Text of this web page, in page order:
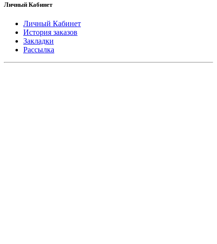
Личный Кабинет
Личный Кабинет
История заказов
Закладки
Рассылка